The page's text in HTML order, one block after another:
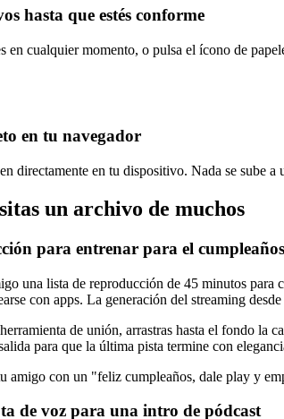
hasta que estés conforme
en cualquier momento, o pulsa el ícono de
en tu navegador
directamente en tu dispositivo. Nada se sube a
un archivo de muchos
para entrenar para el
una lista de reproducción de 45 minutos
con apps. La generación del streaming
de unión, arrastras hasta el fondo la
para que la última pista termine con
amigo con un "feliz cumpleaños, dale play y
de voz para una intro de pódcast